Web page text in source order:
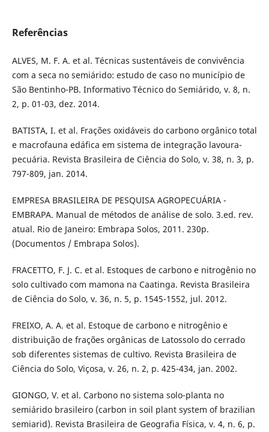
Referências
ALVES, M. F. A. et al. Técnicas sustentáveis de convivência
com a seca no semiárido: estudo de caso no município de
São Bentinho-PB. Informativo Técnico do Semiárido, v. 8, n.
2, p. 01-03, dez. 2014.
BATISTA, I. et al. Frações oxidáveis do carbono orgânico total
e macrofauna edáfica em sistema de integração lavoura-
pecuária. Revista Brasileira de Ciência do Solo, v. 38, n. 3, p.
797-809, jan. 2014.
EMPRESA BRASILEIRA DE PESQUISA AGROPECUÁRIA -
EMBRAPA. Manual de métodos de análise de solo. 3.ed. rev.
atual. Rio de Janeiro: Embrapa Solos, 2011. 230p.
(Documentos / Embrapa Solos).
FRACETTO, F. J. C. et al. Estoques de carbono e nitrogênio no
solo cultivado com mamona na Caatinga. Revista Brasileira
de Ciência do Solo, v. 36, n. 5, p. 1545-1552, jul. 2012.
FREIXO, A. A. et al. Estoque de carbono e nitrogênio e
distribuição de frações orgânicas de Latossolo do cerrado
sob diferentes sistemas de cultivo. Revista Brasileira de
Ciência do Solo, Viçosa, v. 26, n. 2, p. 425-434, jan. 2002.
GIONGO, V. et al. Carbono no sistema solo-planta no
semiárido brasileiro (carbon in soil plant system of brazilian
semiarid). Revista Brasileira de Geografia Física, v. 4, n. 6, p.